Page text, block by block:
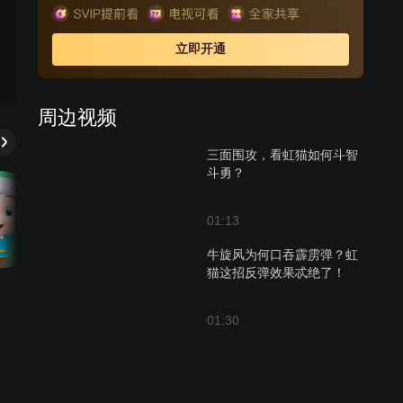
被黑心虎所杀。一场血战，虹猫的父亲终因寡不敌众，英
勇牺牲。虹猫少侠谨遵父亲遗命，肩负起了拯救森林环境
的重任，含愤下山去寻找其他六剑传人。
立即开通
周边视频
三面围攻，看虹猫如何斗智
斗勇？
01:13
牛旋风为何口吞霹雳弹？虹
猫这招反弹效果忒绝了！
01:30